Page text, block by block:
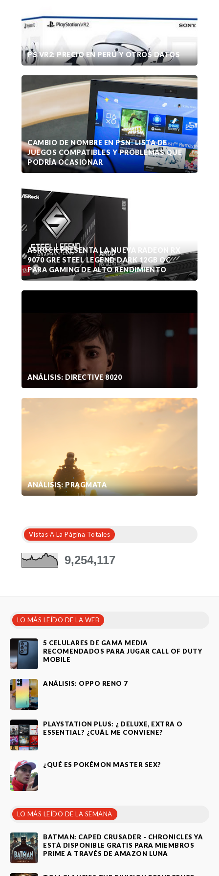
PS VR2: PRECIO EN PERÚ Y OTROS DATOS
CAMBIO DE NOMBRE EN PSN: LISTA DE
JUEGOS COMPATIBLES Y PROBLEMAS QUE
PODRÍA OCASIONAR
ASROCK PRESENTA LA NUEVA RADEON RX
9070 GRE STEEL LEGEND DARK 12GB OC
PARA GAMING DE ALTO RENDIMIENTO
ANÁLISIS: DIRECTIVE 8020
ANÁLISIS: PRAGMATA
Vistas A La Página Totales
9,254,117
LO MÁS LEÍDO DE LA WEB
5 CELULARES DE GAMA MEDIA
RECOMENDADOS PARA JUGAR CALL OF DUTY
MOBILE
ANÁLISIS: OPPO RENO 7
PLAYSTATION PLUS: ¿ DELUXE, EXTRA O
ESSENTIAL? ¿CUÁL ME CONVIENE?
¿QUÉ ES POKÉMON MASTER SEX?
LO MÁS LEÍDO DE LA SEMANA
BATMAN: CAPED CRUSADER - CHRONICLES YA
ESTÁ DISPONIBLE GRATIS PARA MIEMBROS
PRIME A TRAVÉS DE AMAZON LUNA